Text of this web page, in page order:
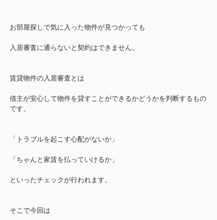
お部屋探しで気に入った物件が見つかっても
入居審査に通らないと契約はできません。
賃貸物件の入居審査とは
借主が安心して物件を貸すことができるかどうかを判断するもの
です。
「トラブルを起こす心配がないか」
「ちゃんと家賃を払っていけるか」
といったチェックが行われます。
そこで今回は